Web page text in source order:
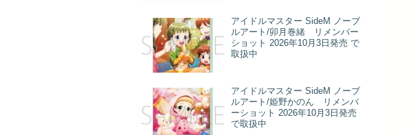
アイドルマスター SideM ノーブ
ルアート/卯月巻緒 リメンバー
ショット 2026年10月3日発売 で
取扱中
アイドルマスター SideM ノーブ
ルアート/姫野かのん リメンバ
ーショット 2026年10月3日発売
で取扱中